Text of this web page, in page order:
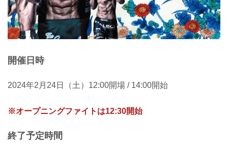
開催日時
2024年2月24日（土）12:00開場 / 14:00開始
※オープニングファイトは12:30開始
終了予定時間